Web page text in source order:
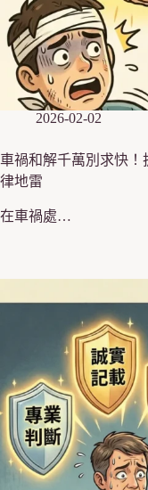
2026-02-02
車禍和解千萬別求快！
律地雷
在車禍處…